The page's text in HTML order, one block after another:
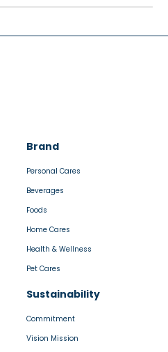
Brand
Personal Cares
Beverages
Foods
Home Cares
Health & Wellness
Pet Cares
Sustainability
Commitment
Vision Mission